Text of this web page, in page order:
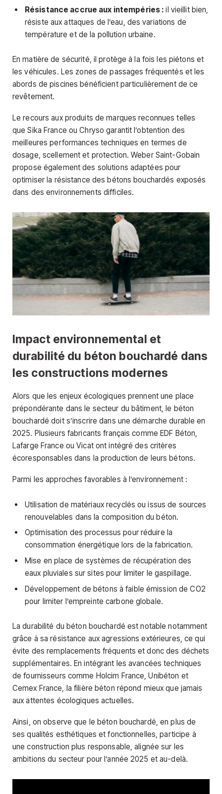
Résistance accrue aux intempéries : il vieillit bien,
résiste aux attaques de l’eau, des variations de
température et de la pollution urbaine.
En matière de sécurité, il protège à la fois les piétons et
les véhicules. Les zones de passages fréquentés et les
abords de piscines bénéficient particulièrement de ce
revêtement.
Le recours aux produits de marques reconnues telles
que Sika France ou Chryso garantit l’obtention des
meilleures performances techniques en termes de
dosage, scellement et protection. Weber Saint-Gobain
propose également des solutions adaptées pour
optimiser la résistance des bétons bouchardés exposés
dans des environnements difficiles.
Impact environnemental et
durabilité du béton bouchardé dans
les constructions modernes
Alors que les enjeux écologiques prennent une place
prépondérante dans le secteur du bâtiment, le béton
bouchardé doit s’inscrire dans une démarche durable en
2025. Plusieurs fabricants français comme EDF Béton,
Lafarge France ou Vicat ont intégré des critères
écoresponsables dans la production de leurs bétons.
Parmi les approches favorables à l’environnement :
Utilisation de matériaux recyclés ou issus de sources
renouvelables dans la composition du béton.
Optimisation des processus pour réduire la
consommation énergétique lors de la fabrication.
Mise en place de systèmes de récupération des
eaux pluviales sur sites pour limiter le gaspillage.
Développement de bétons à faible émission de CO2
pour limiter l’empreinte carbone globale.
La durabilité du béton bouchardé est notable notamment
grâce à sa résistance aux agressions extérieures, ce qui
évite des remplacements fréquents et donc des déchets
supplémentaires. En intégrant les avancées techniques
de fournisseurs comme Holcim France, Unibéton et
Cemex France, la filière béton répond mieux que jamais
aux attentes écologiques actuelles.
Ainsi, on observe que le béton bouchardé, en plus de
ses qualités esthétiques et fonctionnelles, participe à
une construction plus responsable, alignée sur les
ambitions du secteur pour l’année 2025 et au-delà.